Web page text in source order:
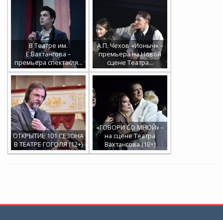
В Театре им.
Е.Вахтангова –
премьера спектакля…
А.П. Чехов «Ионыч» –
премьера на Новой
сцене Театра…
ОТКРЫТИЕ 101 СЕЗОНА
В ТЕАТРЕ ГОГОЛЯ (12+)
«ГОВОРИ СО МНОЙ» –
на сцене Театра
Вахтангова (18+)